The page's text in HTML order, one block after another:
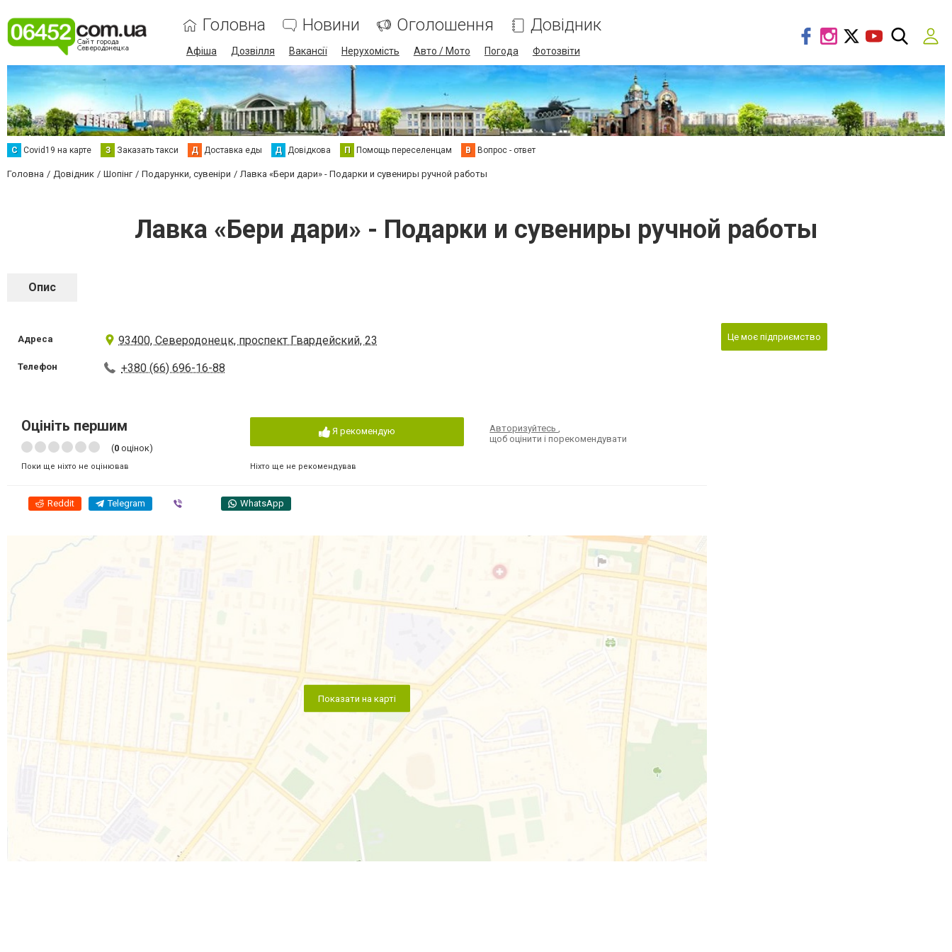
Головна Новини Оголошення Довідник
Афіша Дозвілля Вакансії Нерухомість Авто / Мото Погода Фотозвіти
С Сovid19 на карте З Заказать такси Д Доставка еды Д Довідкова П Помощь переселенцам В Вопрос - ответ
Головна Довідник Шопінг Подарунки, сувеніри Лавка «Бери дари» - Подарки и сувениры ручной работы
Лавка «Бери дари» - Подарки и сувениры ручной работы
Опис
Адреса 93400, Северодонецк, проспект Гвардейский, 23
Телефон +380 (66) 696-16-88
Оцініть першим
(0 оцінок)
Поки ще ніхто не оцінював
Я рекомендую
Ніхто ще не рекомендував
Авторизуйтесь,
щоб оцінити і порекомендувати
Reddit Telegram WhatsApp
Показати на карті
Це моє підприємство